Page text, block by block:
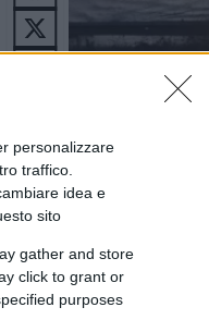
personalizzare
traffico.
idea e
sito
gather and store
click to grant or
purposes
Meloni
Ceuta